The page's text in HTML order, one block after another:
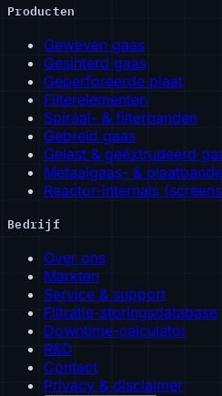
Producten
Geweven gaas
Gesinterd gaas
Geperforeerde plaat
Filterelementen
Spiraal- & filterbanden
Gebreid gaas
Gelast & geëxtrudeerd
Metaalgaas- &
Reactor-internals
Bedrijf
Over ons
Markten
Service & support
Filtratie-storingsdatabase
Downtime-calculator
R&D
Contact
Privacy & disclaimer